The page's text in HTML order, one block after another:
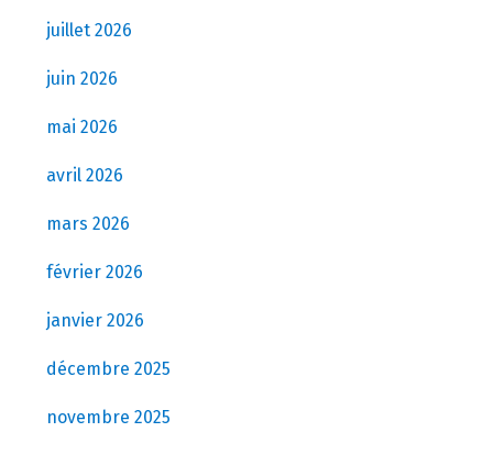
juillet 2026
juin 2026
mai 2026
avril 2026
mars 2026
février 2026
janvier 2026
décembre 2025
novembre 2025